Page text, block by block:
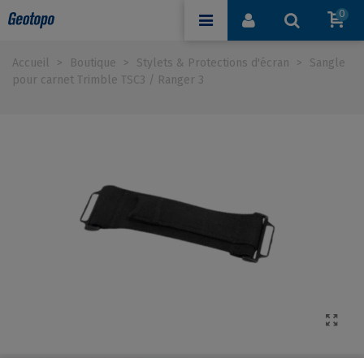
0
Accueil > Boutique > Stylets & Protections d'écran >
Sangle
pour carnet Trimble TSC3 / Ranger 3